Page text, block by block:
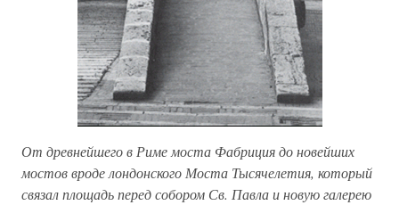
От древнейшего в Риме моста Фабриция до новейших
мостов вроде лондонского Моста Тысячелетия, который
связал площадь перед собором Св. Павла и новую галерею